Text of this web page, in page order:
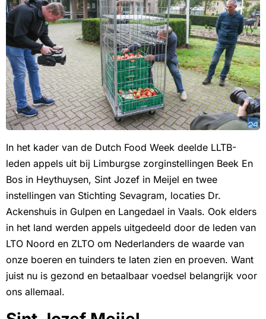
In het kader van de Dutch Food Week deelde LLTB-
leden appels uit bij Limburgse zorginstellingen Beek En
Bos in Heythuysen, Sint Jozef in Meijel en twee
instellingen van Stichting Sevagram, locaties Dr.
Ackenshuis in Gulpen en Langedael in Vaals. Ook elders
in het land werden appels uitgedeeld door de leden van
LTO Noord en ZLTO om Nederlanders de waarde van
onze boeren en tuinders te laten zien en proeven. Want
juist nu is gezond en betaalbaar voedsel belangrijk voor
ons allemaal.